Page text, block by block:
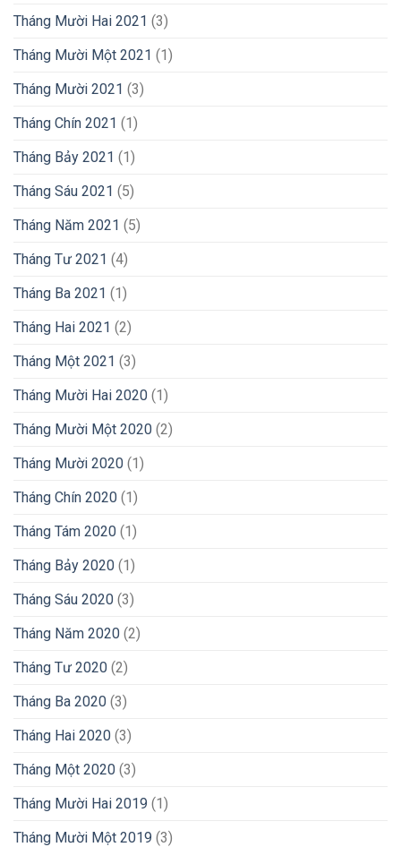
Tháng Mười Hai 2021 (3)
Tháng Mười Một 2021 (1)
Tháng Mười 2021 (3)
Tháng Chín 2021 (1)
Tháng Bảy 2021 (1)
Tháng Sáu 2021 (5)
Tháng Năm 2021 (5)
Tháng Tư 2021 (4)
Tháng Ba 2021 (1)
Tháng Hai 2021 (2)
Tháng Một 2021 (3)
Tháng Mười Hai 2020 (1)
Tháng Mười Một 2020 (2)
Tháng Mười 2020 (1)
Tháng Chín 2020 (1)
Tháng Tám 2020 (1)
Tháng Bảy 2020 (1)
Tháng Sáu 2020 (3)
Tháng Năm 2020 (2)
Tháng Tư 2020 (2)
Tháng Ba 2020 (3)
Tháng Hai 2020 (3)
Tháng Một 2020 (3)
Tháng Mười Hai 2019 (1)
Tháng Mười Một 2019 (3)